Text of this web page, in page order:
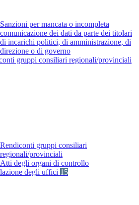
Sanzioni per mancata o incompleta
comunicazione dei dati da parte dei titolari
di incarichi politici, di amministrazione, di
direzione o di governo
gruppi consiliari regionali/provinciali
Rendiconti gruppi consiliari
regionali/provinciali
Atti degli organi di controllo
degli uffici 15